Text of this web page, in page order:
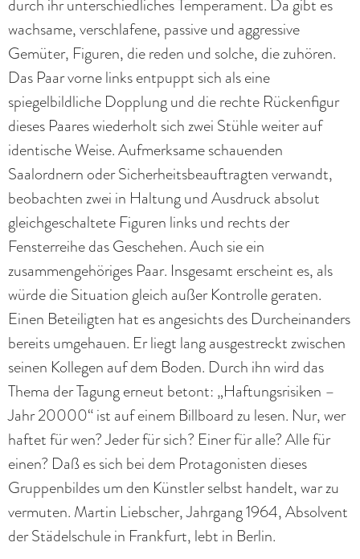
durch ihr unterschiedliches Temperament. Da gibt es
wachsame, verschlafene, passive und aggressive
Gemüter, Figuren, die reden und solche, die zuhören.
Das Paar vorne links entpuppt sich als eine
spiegelbildliche Dopplung und die rechte Rückenfigur
dieses Paares wiederholt sich zwei Stühle weiter auf
identische Weise. Aufmerksame schauenden
Saalordnern oder Sicherheitsbeauftragten verwandt,
beobachten zwei in Haltung und Ausdruck absolut
gleichgeschaltete Figuren links und rechts der
Fensterreihe das Geschehen. Auch sie ein
zusammengehöriges Paar. Insgesamt erscheint es, als
würde die Situation gleich außer Kontrolle geraten.
Einen Beteiligten hat es angesichts des Durcheinanders
bereits umgehauen. Er liegt lang ausgestreckt zwischen
seinen Kollegen auf dem Boden. Durch ihn wird das
Thema der Tagung erneut betont: „Haftungsrisiken –
Jahr 20000“ ist auf einem Billboard zu lesen. Nur, wer
haftet für wen? Jeder für sich? Einer für alle? Alle für
einen? Daß es sich bei dem Protagonisten dieses
Gruppenbildes um den Künstler selbst handelt, war zu
vermuten. Martin Liebscher, Jahrgang 1964, Absolvent
der Städelschule in Frankfurt, lebt in Berlin.